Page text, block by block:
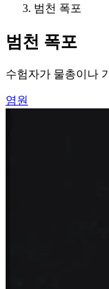
범천 폭포
범천 폭포
수험자가 물총이나
염원